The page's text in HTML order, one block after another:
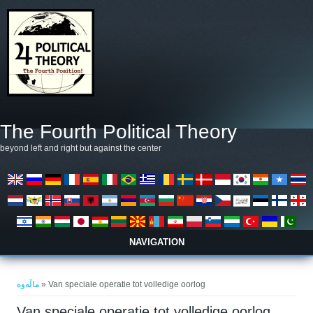
The Fourth Political Theory
beyond left and right but against the center
NAVIGATION
تۆ لێرەیت
ماڵەوە » Van speciale operatie tot volledige oorlog